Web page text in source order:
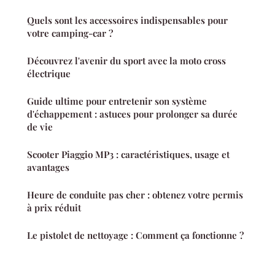
Quels sont les accessoires indispensables pour
votre camping-car ?
Découvrez l'avenir du sport avec la moto cross
électrique
Guide ultime pour entretenir son système
d'échappement : astuces pour prolonger sa durée
de vie
Scooter Piaggio MP3 : caractéristiques, usage et
avantages
Heure de conduite pas cher : obtenez votre permis
à prix réduit
Le pistolet de nettoyage : Comment ça fonctionne ?